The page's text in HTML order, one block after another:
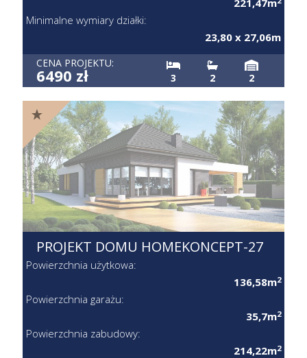
Minimalne wymiary działki:
CENA PROJEKTU:
6490 zł 3 2
PROJEKT DOMU HOMEKONCEPT-
27
Powierzchnia użytkowa:
136,58m2
Powierzchnia garażu:
35,7m2
Powierzchnia zabudowy:
214,22m2